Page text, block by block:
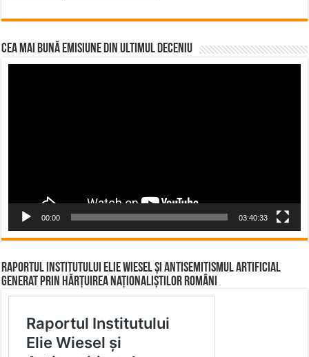
CEA MAI BUNĂ EMISIUNE DIN ULTIMUL DECENIU
00:00 03:40:33
Raportul Institutului Elie Wiesel și Antisemitismul Artificial
Generat prin Hărțuirea Naționaliștilor Români